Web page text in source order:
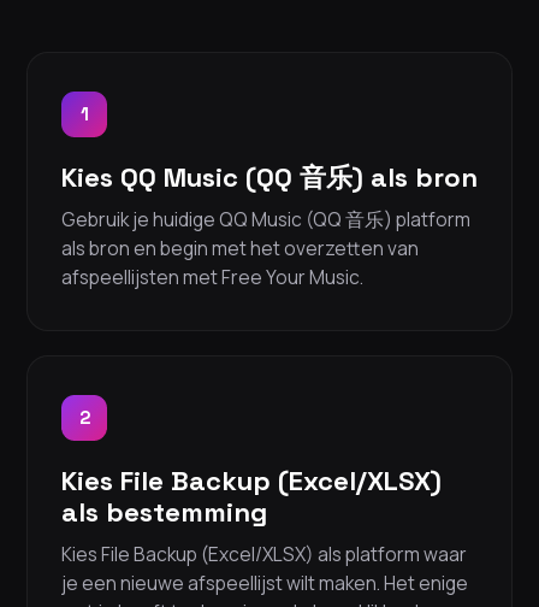
1
Kies QQ Music (QQ 音乐) als bron
Gebruik je huidige QQ Music (QQ 音乐) platform
als bron en begin met het overzetten van
afspeellijsten met Free Your Music.
2
Kies File Backup (Excel/XLSX)
als bestemming
Kies File Backup (Excel/XLSX) als platform waar
je een nieuwe afspeellijst wilt maken. Het enige